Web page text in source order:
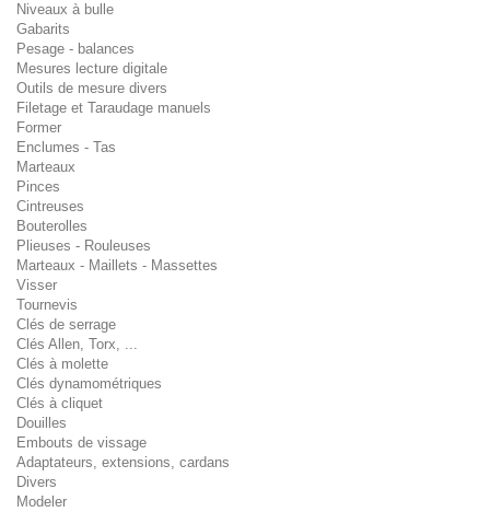
Niveaux à bulle
Gabarits
Pesage - balances
Mesures lecture digitale
Outils de mesure divers
Filetage et Taraudage manuels
Former
Enclumes - Tas
Marteaux
Pinces
Cintreuses
Bouterolles
Plieuses - Rouleuses
Marteaux - Maillets - Massettes
Visser
Tournevis
Clés de serrage
Clés Allen, Torx, ...
Clés à molette
Clés dynamométriques
Clés à cliquet
Douilles
Embouts de vissage
Adaptateurs, extensions, cardans
Divers
Modeler